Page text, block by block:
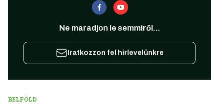
Ne maradjon le semmiről...
Iratkozzon fel hírlevelünkre
BELFÖLD